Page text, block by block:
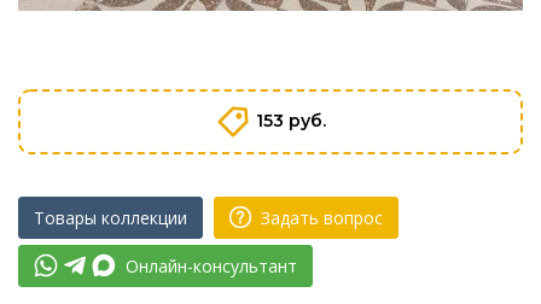
153 руб.
Товары коллекции Задать вопрос
Онлайн-консультант